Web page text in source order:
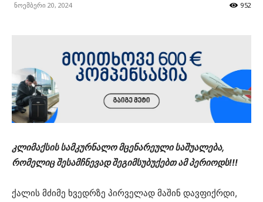
ნოემბერი 20, 2024 952
კლიმაქსის სამკურნალო მცენარეული საშუალება,
რომელიც შესამჩნევად შეგიმსუბუქებთ ამ პერიოდს!!!
ქალის მძიმე ხვედრზე პირველად მაშინ დავფიქრდი,